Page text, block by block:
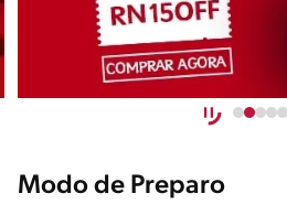
Modo de Preparo